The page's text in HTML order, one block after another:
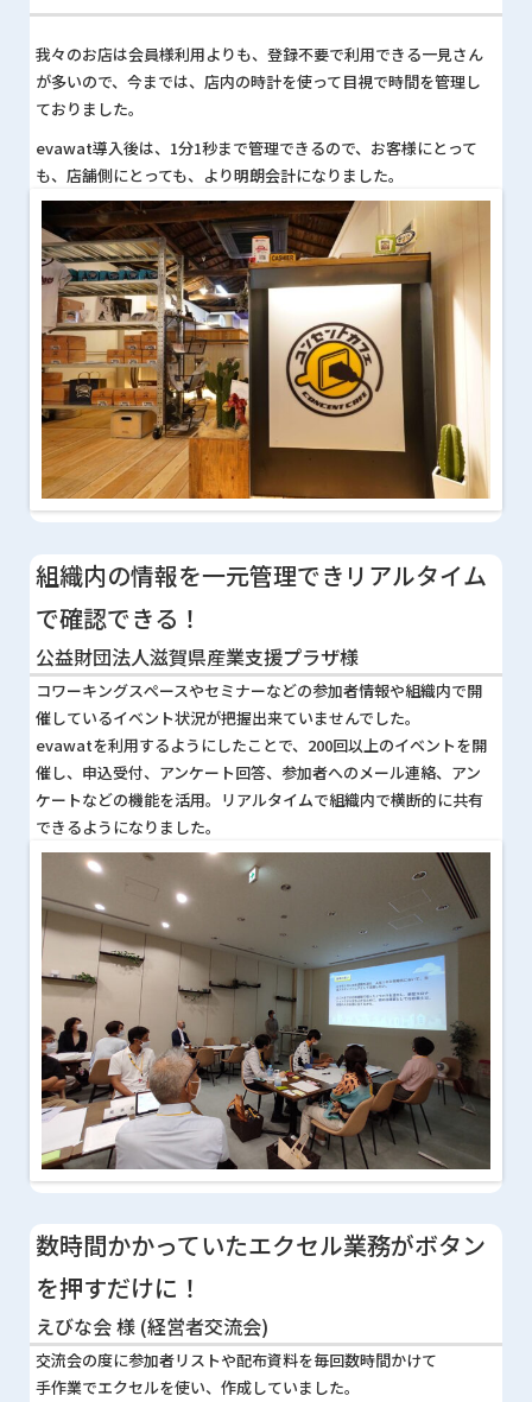
我々のお店は会員様利用よりも、登録不要で利用できる一見さん
が多いので、今までは、店内の時計を使って目視で時間を管理し
ておりました。
evawat導入後は、1分1秒まで管理できるので、お客様にとって
も、店舗側にとっても、より明朗会計になりました。
組織内の情報を一元管理できリアルタイム
で確認できる！
公益財団法人滋賀県産業支援プラザ様
コワーキングスぺースやセミナーなどの参加者情報や組織内で開
催しているイベント状況が把握出来ていませんでした。
evawatを利用するようにしたことで、200回以上のイベントを開
催し、申込受付、アンケート回答、参加者へのメール連絡、アン
ケートなどの機能を活用。リアルタイムで組織内で横断的に共有
できるようになりました。
数時間かかっていたエクセル業務がボタン
を押すだけに！
えびな会 様 (経営者交流会)
交流会の度に参加者リストや配布資料を毎回数時間かけて
手作業でエクセルを使い、作成していました。